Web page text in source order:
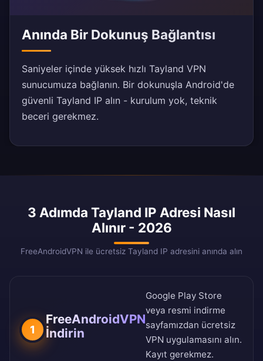
Anında Bir Dokunuş Bağlantısı
Saniyeler içinde yüksek hızlı Tayland VPN
sunucumuza bağlanın. Bir dokunuşla Android'de
güvenli Tayland IP alın - kurulum yok, teknik
beceri gerekmez.
3 Adımda Tayland IP Adresi Nasıl
Alınır - 2026
FreeAndroidVPN ile ücretsiz Tayland IP adresini anında alın
1
FreeAndroidVPN
İndirin
Google Play Store
veya resmi indirme
sayfamızdan ücretsiz
VPN uygulamasını alın.
Kayıt gerekmez.